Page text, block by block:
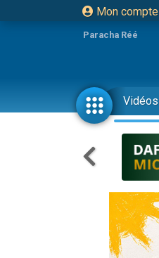
Mon compte
Paracha Réé
Vidéos